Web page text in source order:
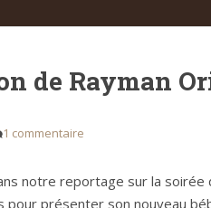
de Rayman
1 commentaire
notre reportage sur la soirée
pour présenter son nouveau